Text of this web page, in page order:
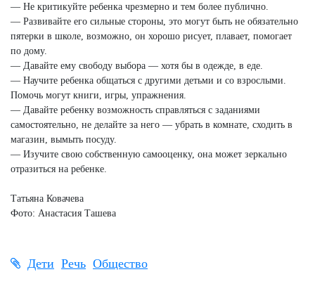
— Не критикуйте ребенка чрезмерно и тем более публично.
— Развивайте его сильные стороны, это могут быть не обязательно
пятерки в школе, возможно, он хорошо рисует, плавает, помогает
по дому.
— Давайте ему свободу выбора — хотя бы в одежде, в еде.
— Научите ребенка общаться с другими детьми и со взрослыми.
Помочь могут книги, игры, упражнения.
— Давайте ребенку возможность справляться с заданиями
самостоятельно, не делайте за него — убрать в комнате, сходить в
магазин, вымыть посуду.
— Изучите свою собственную самооценку, она может зеркально
отразиться на ребенке.
Татьяна Ковачева
Фото: Анастасия Ташева
Дети Речь Общество